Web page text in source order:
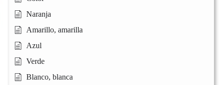
Naranja
Amarillo, amarilla
Azul
Verde
Blanco, blanca